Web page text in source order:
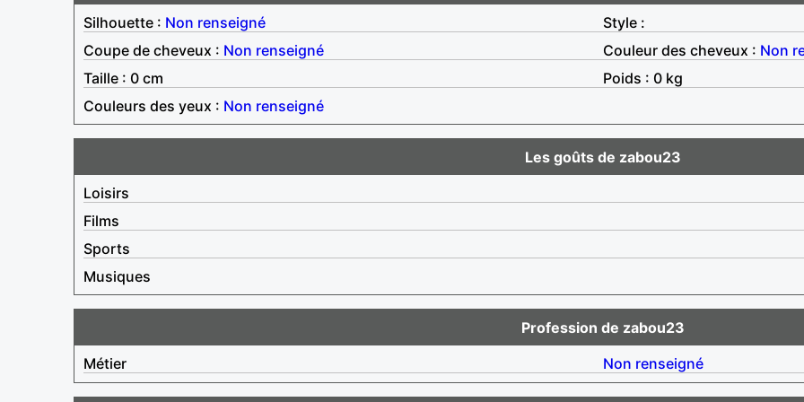
Silhouette : Non renseigné
Style :
Coupe de cheveux : Non renseigné Couleur des cheveux : Non
Taille : 0 cm
Poids : 0 kg
Couleurs des yeux : Non renseigné
Les goûts de zabou23
Loisirs
Films
Sports
Musiques
Profession de zabou23
Métier
Non renseigné